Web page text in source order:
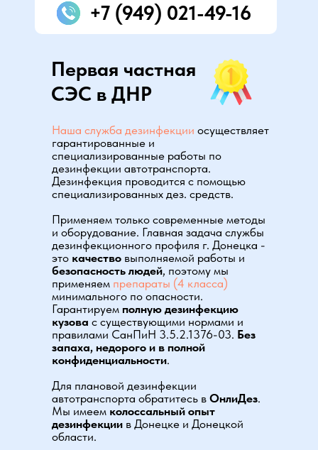
+7 (949) 021-49-16
Наша служба дезинфекции осуществляет
гарантированные и
специализированные работы по
дезинфекции автотранспорта.
Дезинфекция проводится с помощью
специализированных дез. средств.
Применяем только современные методы
и оборудование. Главная задача службы
дезинфекционного профиля г. Донецка -
это качество выполняемой работы и
безопасность людей, поэтому мы
применяем препараты (4 класса)
минимального по опасности.
Гарантируем полную дезинфекцию
кузова с существующими нормами и
правилами СанПиН 3.5.2.1376-03. Без
запаха, недорого и в полной
конфиденциальности.
Для плановой дезинфекции
автотранспорта обратитесь в ОнлиДез.
Мы имеем колоссальный опыт
дезинфекции в Донецке и Донецкой
области.
Первая частная
СЭС в ДНР